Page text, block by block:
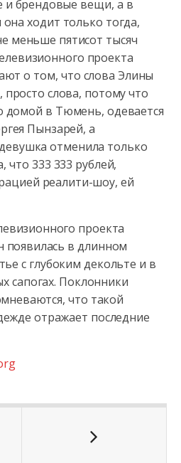
и брендовые вещи, а в
ходит только тогда,
меньше пятисот тысяч
проекта
о том, что слова Элины
слова, потому что
домой в Тюмень, одевается
Пынзарей, а
отменила только
что 333 333 рублей,
реалити-шоу, ей
проекта
появилась в длинном
с глубоким декольте и в
сапогах. Поклонники
что такой
отражает последние